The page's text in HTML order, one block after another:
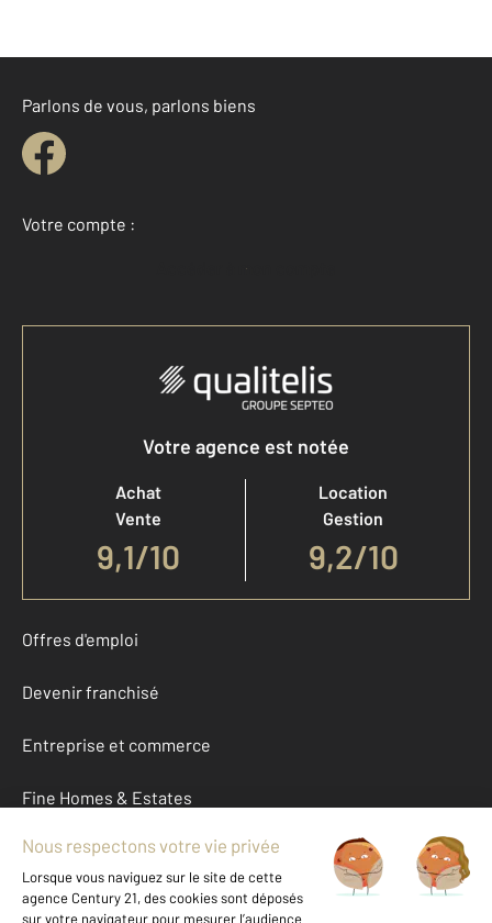
Parlons de vous, parlons biens
Votre compte :
Accéder à mon compte
Votre agence est notée
Achat
Vente
9,1/10
Location
Gestion
9,2/10
Offres d'emploi
Devenir franchisé
Entreprise et commerce
Fine Homes & Estates
À propos
International